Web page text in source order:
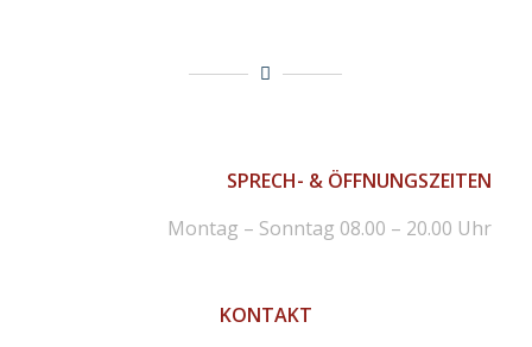
SPRECH- & ÖFFNUNGSZEITEN
Montag – Sonntag 08.00 – 20.00 Uhr
KONTAKT